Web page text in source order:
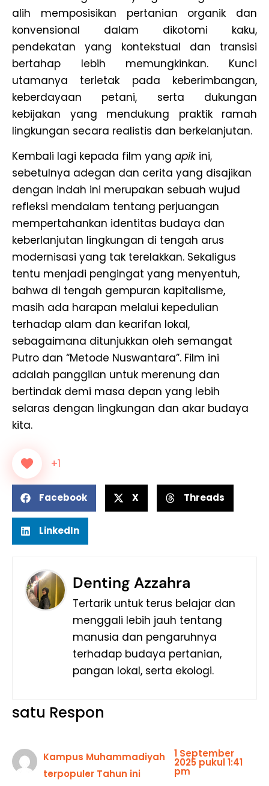
alih memposisikan pertanian organik dan
konvensional dalam dikotomi kaku,
pendekatan yang kontekstual dan transisi
bertahap lebih memungkinkan. Kunci
utamanya terletak pada keberimbangan,
keberdayaan petani, serta dukungan
kebijakan yang mendukung praktik ramah
lingkungan secara realistis dan berkelanjutan.
Kembali lagi kepada film yang apik ini,
sebetulnya adegan dan cerita yang disajikan
dengan indah ini merupakan sebuah wujud
refleksi mendalam tentang perjuangan
mempertahankan identitas budaya dan
keberlanjutan lingkungan di tengah arus
modernisasi yang tak terelakkan. Sekaligus
tentu menjadi pengingat yang menyentuh,
bahwa di tengah gempuran kapitalisme,
masih ada harapan melalui kepedulian
terhadap alam dan kearifan lokal,
sebagaimana ditunjukkan oleh semangat
Putro dan “Metode Nuswantara”. Film ini
adalah panggilan untuk merenung dan
bertindak demi masa depan yang lebih
selaras dengan lingkungan dan akar budaya
kita.
+1
Facebook X Threads
LinkedIn
Denting Azzahra
Tertarik untuk terus belajar dan
menggali lebih jauh tentang
manusia dan pengaruhnya
terhadap budaya pertanian,
pangan lokal, serta ekologi.
satu Respon
Kampus Muhammadiyah
terpopuler Tahun ini
1 September
2025 pukul 1:41
pm